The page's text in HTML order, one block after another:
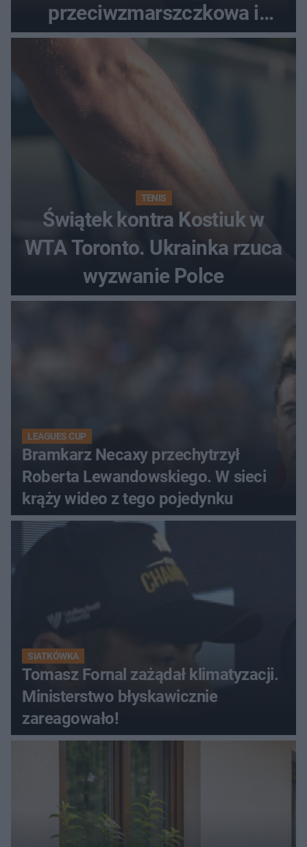
przeciwzmarszczkowa i
regenerująca
TENIS
Świątek kontra Kostiuk w
WTA Toronto. Ukrainka rzuca
wyzwanie Polce
LEAGUES CUP
Bramkarz Necaxy przechytrzył
Roberta Lewandowskiego. W sieci
krąży wideo z tego pojedynku
SIATKÓWKA
Tomasz Fornal zażądał klimatyzacji.
Ministerstwo błyskawicznie
zareagowało!